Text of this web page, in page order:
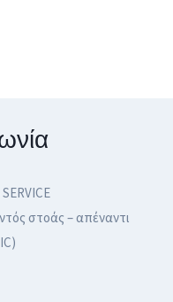
στοάς – απέναντι